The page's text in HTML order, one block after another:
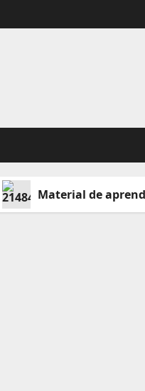
Material de